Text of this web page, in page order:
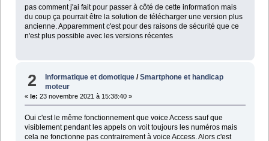
pas comment j'ai fait pour passer à côté de cette information mais
du coup ça pourrait être la solution de télécharger une version plus
ancienne. Apparemment c'est pour des raisons de sécurité que ce
n'est plus possible avec les versions récentes
2 Informatique et domotique /Smartphone et handicap
moteur
« le: 23 novembre 2021 à 15:38:40 »
Oui c'est le même fonctionnement que voice Access sauf que
visiblement pendant les appels on voit toujours les numéros mais
cela ne fonctionne pas contrairement à voice Access. Alors c'est